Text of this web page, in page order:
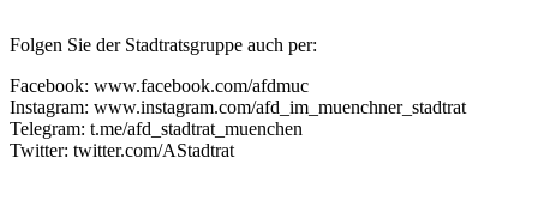
Folgen Sie der Stadtratsgruppe auch per:
Facebook: www.facebook.com/afdmuc
Instagram: www.instagram.com/afd_im_muenchner_stadtrat
Telegram: t.me/afd_stadtrat_muenchen
Twitter: twitter.com/AStadtrat